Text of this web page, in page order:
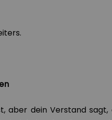
aber dein Verstand sagt,